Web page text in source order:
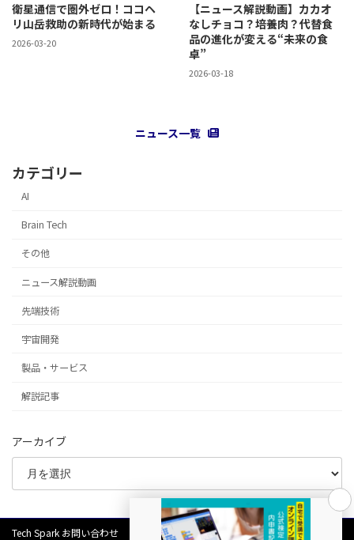
衛星通信で圏外ゼロ！ココヘ
リ山岳救助の新時代が始まる
2026-03-20
【ニュース解説動画】カカオ
なしチョコ？培養肉？代替食
品の進化が変える“未来の食
卓”
2026-03-18
ニュース一覧
カテゴリー
AI
Brain Tech
その他
ニュース解説動画
先端技術
宇宙開発
製品・サービス
解説記事
アーカイブ
Tech Spark お問い合わせ